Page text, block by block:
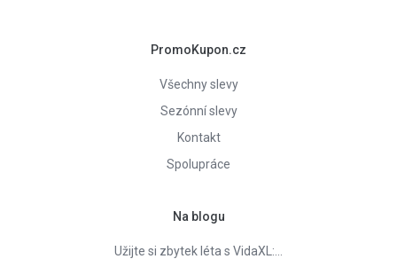
PromoKupon.cz
Všechny slevy
Sezónní slevy
Kontakt
Spolupráce
Na blogu
Užijte si zbytek léta s VidaXL:…